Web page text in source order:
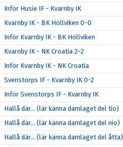
Inför Husie IF - Kvarnby IK
Kvarnby IK - BK Höllviken 0-0
Inför Kvarnby IK - BK Höllviken
Kvarnby IK - NK Croatia 2-2
Inför Kvarnby IK - NK Croatia
Svenstorps IF - Kvarnby IK 0-2
Inför Svenstorps IF - Kvarnby IK
Hallå där… (lär känna damlaget del tio)
Hallå där… (lär känna damlaget del nio)
Hallå där… (lär känna damlaget del åtta)